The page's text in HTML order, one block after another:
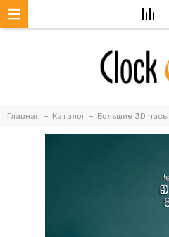
Главная Каталог Большие 3D часы